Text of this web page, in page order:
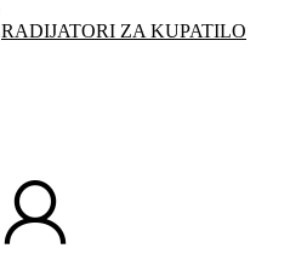
RADIJATORI ZA KUPATILO